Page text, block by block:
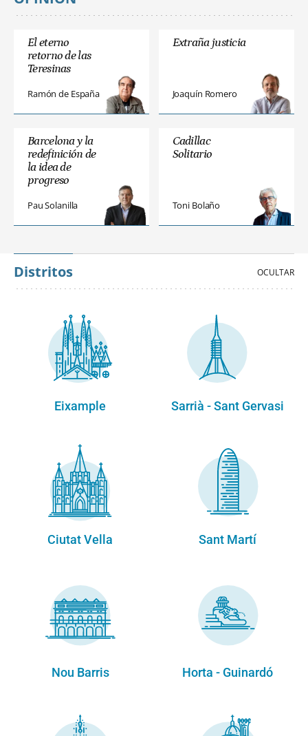
El eterno
retorno de las
Teresinas
Ramón de España
Extraña justicia
Joaquín Romero
Barcelona y la
redefinición de
la idea de
progreso
Pau Solanilla
Cadillac
Solitario
Toni Bolaño
Distritos
Eixample Sarrià - Sant Gervasi
Ciutat Vella Sant Martí
Nou Barris Horta - Guinardó